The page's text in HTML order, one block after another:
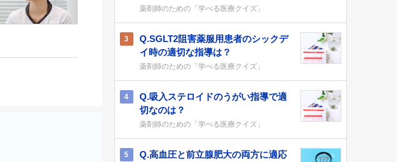
薬剤師のための「学べる医療クイズ」
3
Q.SGLT2阻害薬服用患者のシックデ
イ時の適切な指導は？
薬剤師のための「学べる医療クイズ」
4
Q.吸入ステロイドのうがい指導で適
切なのは？
薬剤師のための「学べる医療クイズ」
5
Q.高血圧と前立腺肥大の両方に適応